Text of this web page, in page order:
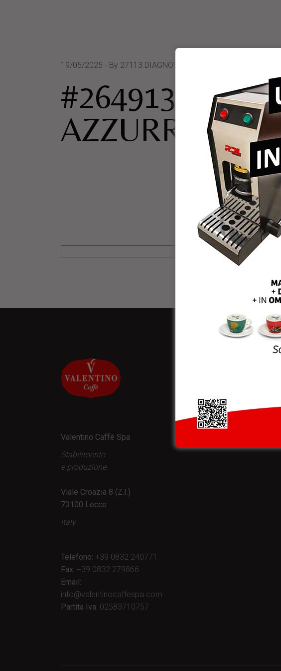
19/05/2025 By 27113.DIAGNOSTICA MEDICA AZZURRA
#264913 PER
AZZURRA
Valentino Caffè Spa
Stabilimento
e produzione:
Viale Croazia 8 (Z.I.)
73100 Lecce
Italy
Telefono: +39 0832 240771
Fax: +39 0832 279866
Email:
info@valentinocaffespa.com
Partita Iva: 02583710757
ISCRIVITI